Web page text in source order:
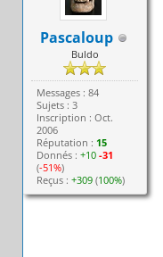
Pascaloup
Buldo
Messages : 84
Sujets : 3
Inscription : Oct.
2006
Réputation : 15
Donnés :+10 -31
(-51%)
Reçus :+309 (100%)